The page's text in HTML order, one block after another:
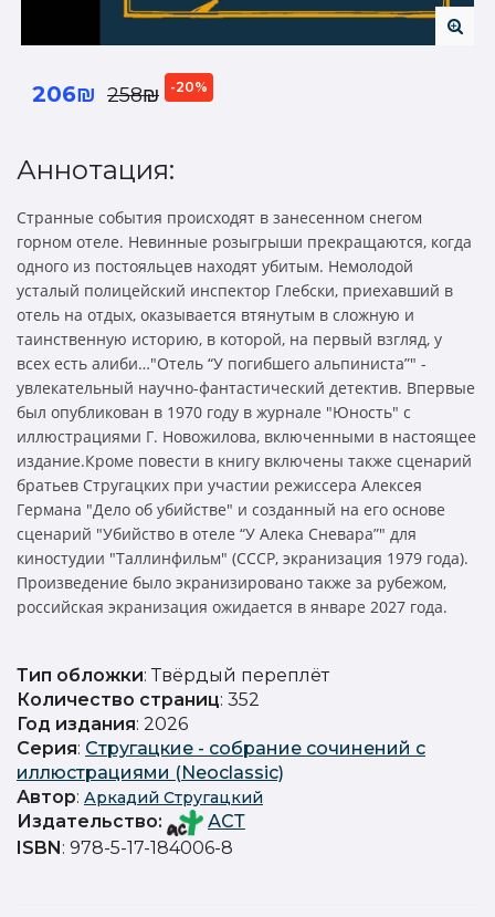
206₪ 258₪ -20%
Аннотация:
Странные события происходят в занесенном снегом
горном отеле. Невинные розыгрыши прекращаются, когда
одного из постояльцев находят убитым. Немолодой
усталый полицейский инспектор Глебски, приехавший в
отель на отдых, оказывается втянутым в сложную и
таинственную историю, в которой, на первый взгляд, у
всех есть алиби…"Отель “У погибшего альпиниста”" -
увлекательный научно-фантастический детектив. Впервые
был опубликован в 1970 году в журнале "Юность" с
иллюстрациями Г. Новожилова, включенными в настоящее
издание.Кроме повести в книгу включены также сценарий
братьев Стругацких при участии режиссера Алексея
Германа "Дело об убийстве" и созданный на его основе
сценарий "Убийство в отеле “У Алека Сневара”" для
киностудии "Таллинфильм" (СССР, экранизация 1979 года).
Произведение было экранизировано также за рубежом,
российская экранизация ожидается в январе 2027 года.
Тип обложки: Твёрдый переплёт
Количество страниц: 352
Год издания: 2026
Серия: Стругацкие - собрание сочинений с
иллюстрациями (Neoсlassic)
Автор: Аркадий Стругацкий
Издательство:
АСТ
ISBN: 978-5-17-184006-8